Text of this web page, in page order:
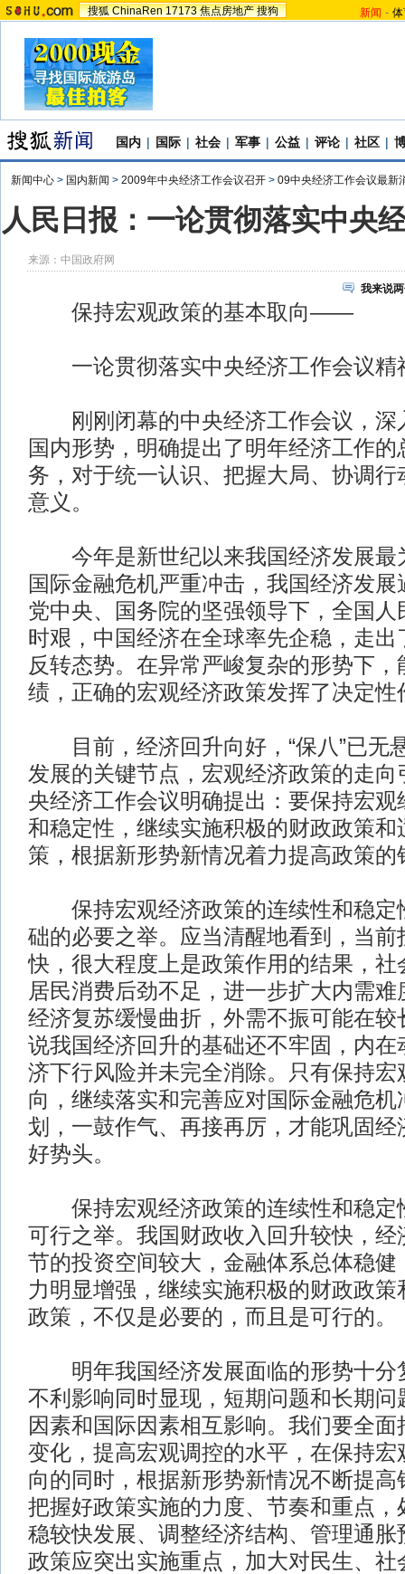
搜狐 ChinaRen 17173 焦点房地产 搜狗 新闻 -
国内 | 国际 | 社会 | 军事 | 公益 | 评论 | 社区 |
新闻中心 > 国内新闻 > 2009年中央经济工作会议召开 > 09中央经济工作会议最新
人民日报：一论贯彻落实中央
来源： 中国政府网
我来说
保持宏观政策的基本取向——
一论贯彻落实中央经济工作会议精
刚刚闭幕的中央经济工作会议，深
国内形势，明确提出了明年经济工作
务，对于统一认识、把握大局、协调行
意义。
今年是新世纪以来我国经济发展最
国际金融危机严重冲击，我国经济发
党中央、国务院的坚强领导下，全国人
时艰，中国经济在全球率先企稳，走出
反转态势。在异常严峻复杂的形势下
绩，正确的宏观经济政策发挥了决定性
目前，经济回升向好，“保八”已无
发展的关键节点，宏观经济政策的走向
央经济工作会议明确提出：要保持宏观
和稳定性，继续实施积极的财政政策和
策，根据新形势新情况着力提高政策的
保持宏观经济政策的连续性和稳定
础的必要之举。应当清醒地看到，当前
快，很大程度上是政策作用的结果，社
居民消费后劲不足，进一步扩大内需
经济复苏缓慢曲折，外需不振可能在较
说我国经济回升的基础还不牢固，内在
济下行风险并未完全消除。只有保持宏
向，继续落实和完善应对国际金融危机
划，一鼓作气、再接再厉，才能巩固经
好势头。
保持宏观经济政策的连续性和稳定
可行之举。我国财政收入回升较快，经
节的投资空间较大，金融体系总体稳健
力明显增强，继续实施积极的财政政
政策，不仅是必要的，而且是可行的。
明年我国经济发展面临的形势十分
不利影响同时显现，短期问题和长期问
因素和国际因素相互影响。我们要全
变化，提高宏观调控的水平，在保持宏
向的同时，根据新形势新情况不断提高
把握好政策实施的力度、节奏和重点，
稳较快发展、调整经济结构、管理通胀
政策应突出实施重点，加大对民生、社